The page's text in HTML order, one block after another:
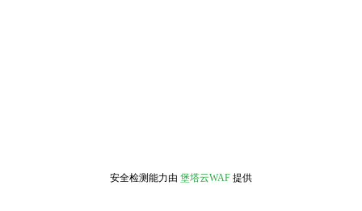
安全检测能力由 堡塔云WAF 提供